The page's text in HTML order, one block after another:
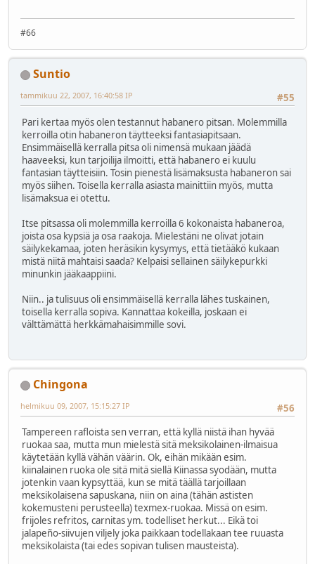
#66
Suntio
#55
tammikuu 22, 2007, 16:40:58 IP
Pari kertaa myös olen testannut habanero pitsan. Molemmilla
kerroilla otin habaneron täytteeksi fantasiapitsaan.
Ensimmäisellä kerralla pitsa oli nimensä mukaan jäädä
haaveeksi, kun tarjoilija ilmoitti, että habanero ei kuulu
fantasian täytteisiin. Tosin pienestä lisämaksusta habaneron sai
myös siihen. Toisella kerralla asiasta mainittiin myös, mutta
lisämaksua ei otettu.
Itse pitsassa oli molemmilla kerroilla 6 kokonaista habaneroa,
joista osa kypsiä ja osa raakoja. Mielestäni ne olivat jotain
säilykekamaa, joten heräsikin kysymys, että tietääkö kukaan
mistä niitä mahtaisi saada? Kelpaisi sellainen säilykepurkki
minunkin jääkaappiini.
Niin.. ja tulisuus oli ensimmäisellä kerralla lähes tuskainen,
toisella kerralla sopiva. Kannattaa kokeilla, joskaan ei
välttämättä herkkämahaisimmille sovi.
Chingona
#56
helmikuu 09, 2007, 15:15:27 IP
Tampereen rafloista sen verran, että kyllä niistä ihan hyvää
ruokaa saa, mutta mun mielestä sitä meksikolainen-ilmaisua
käytetään kyllä vähän väärin. Ok, eihän mikään esim.
kiinalainen ruoka ole sitä mitä siellä Kiinassa syodään, mutta
jotenkin vaan kypsyttää, kun se mitä täällä tarjoillaan
meksikolaisena sapuskana, niin on aina (tähän astisten
kokemusteni perusteella) texmex-ruokaa. Missä on esim.
frijoles refritos, carnitas ym. todelliset herkut... Eikä toi
jalapeño-siivujen viljely joka paikkaan todellakaan tee ruuasta
meksikolaista (tai edes sopivan tulisen mausteista).